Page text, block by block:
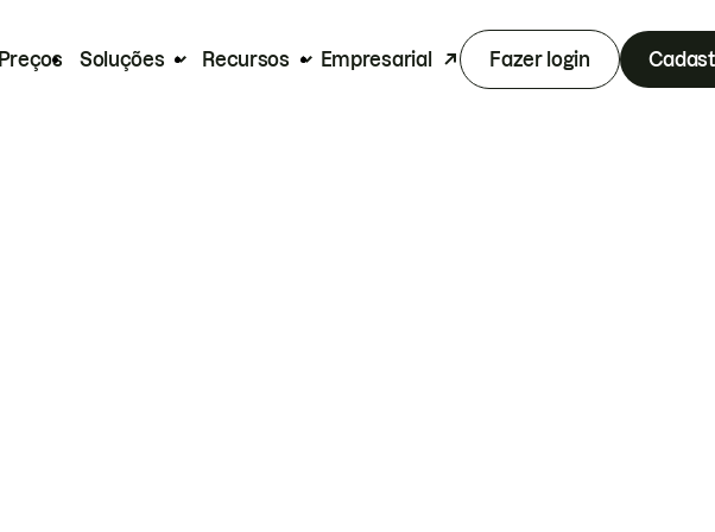
Preços Soluções Recursos Empresarial Fazer login